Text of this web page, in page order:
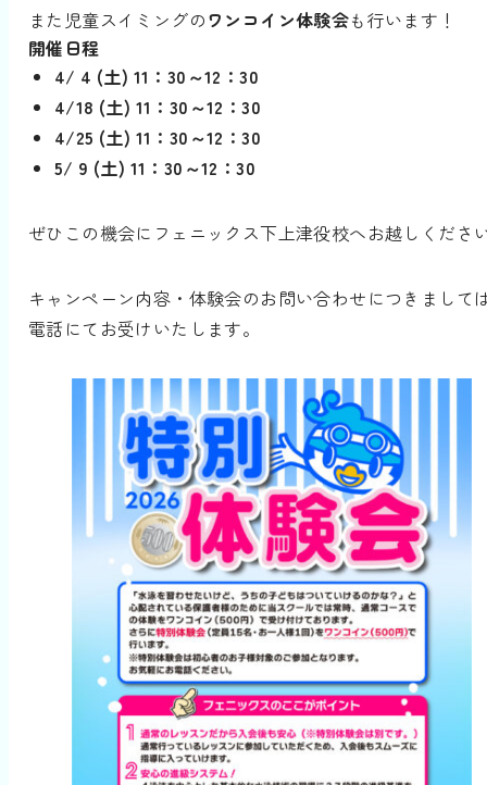
また児童スイミングのワンコイン体験会も行います！
開催日程
4/ 4 (土) 11：30～12：30
4/18 (土) 11：30～12：30
4/25 (土) 11：30～12：30
5/ 9 (土) 11：30～12：30
ぜひこの機会にフェニックス下上津役校へお越しくださ
キャンペーン内容・体験会のお問い合わせにつきまして
電話にてお受けいたします。